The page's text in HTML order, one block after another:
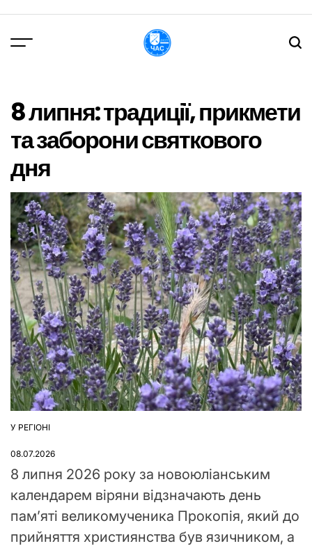
вмісту
8 липня: традиції, прикмети
та заборони святкового
дня
ОПУБЛІКУВАТИ
У РЕГІОНІ
08.07.2026
8 липня 2026 року за новоюліанським
календарем віряни відзначають день
пам’яті великомученика Прокопія, який до
прийняття християнства був язичником, а